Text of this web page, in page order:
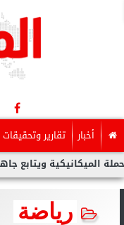
أخبار تقارير وتحقيقات
ويتابع جاهزية
رياضة